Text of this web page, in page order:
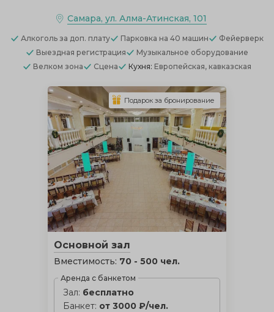
Самара, ул. Алма-Атинская, 101
Алкоголь за доп. плату Парковка на 40 машин
Фейерверк
Выездная регистрация
Музыкальное оборудование
Велком зона
Сцена Кухня: Европейская, кавказская
Основной зал
Вместимость: 70 - 500 чел.
Аренда с банкетом
Зал: бесплатно
Банкет: от 3000 ₽/чел.
Подарок за бронирование